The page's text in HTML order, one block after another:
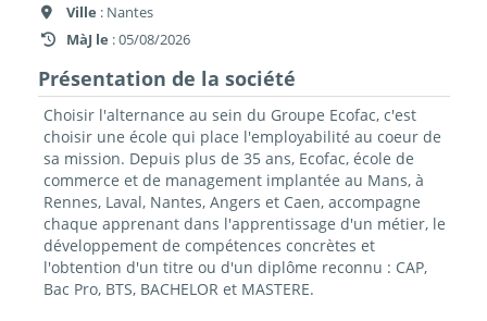
Ville : Nantes
MàJ le : 05/08/2026
Présentation de la société
Choisir l'alternance au sein du Groupe Ecofac, c'est
choisir une école qui place l'employabilité au coeur de
sa mission. Depuis plus de 35 ans, Ecofac, école de
commerce et de management implantée au Mans, à
Rennes, Laval, Nantes, Angers et Caen, accompagne
chaque apprenant dans l'apprentissage d'un métier, le
développement de compétences concrètes et
l'obtention d'un titre ou d'un diplôme reconnu : CAP,
Bac Pro, BTS, BACHELOR et MASTERE.